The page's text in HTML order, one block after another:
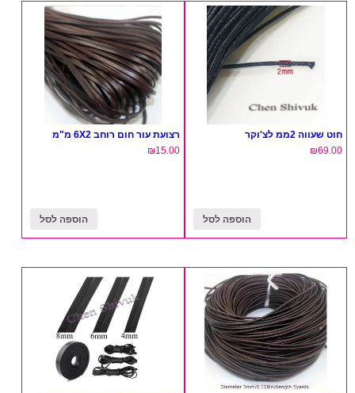
חוט שעווה 2ממ לצ'וקר
₪69.00
הוספה לסל
רצועת עור חום רוחב 6X2 מ"מ
₪15.00
הוספה לסל